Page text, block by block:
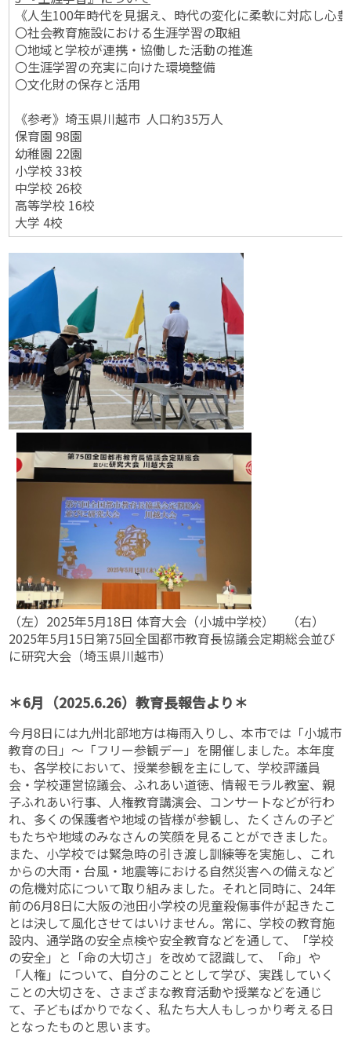
《人生100年時代を見据え、時代の変化に柔軟に対応し
〇社会教育施設における生涯学習の取組
〇地域と学校が連携・協働した活動の推進
〇生涯学習の充実に向けた環境整備
〇文化財の保存と活用
《参考》埼玉県川越市 人口約35万人
保育園 98園
幼稚園 22園
小学校 33校
中学校 26校
高等学校 16校
大学 4校
（左）2025年5月18日 体育大会（小城中学校） （右）
2025年5月15日第75回全国都市教育長協議会定期総会並び
に研究大会（埼玉県川越市）
＊6月（2025.6.26）教育長報告より＊
今月8日には九州北部地方は梅雨入りし、本市では「小城市
教育の日」～「フリー参観デー」を開催しました。本年度
も、各学校において、授業参観を主にして、学校評議員
会・学校運営協議会、ふれあい道徳、情報モラル教室、親
子ふれあい行事、人権教育講演会、コンサートなどが行わ
れ、多くの保護者や地域の皆様が参観し、たくさんの子ど
もたちや地域のみなさんの笑顔を見ることができました。
また、小学校では緊急時の引き渡し訓練等を実施し、これ
からの大雨・台風・地震等における自然災害への備えなど
の危機対応について取り組みました。それと同時に、24年
前の6月8日に大阪の池田小学校の児童殺傷事件が起きたこ
とは決して風化させてはいけません。常に、学校の教育施
設内、通学路の安全点検や安全教育などを通して、「学校
の安全」と「命の大切さ」を改めて認識して、「命」や
「人権」について、自分のこととして学び、実践していく
ことの大切さを、さまざまな教育活動や授業などを通じ
て、子どもばかりでなく、私たち大人もしっかり考える日
となったものと思います。